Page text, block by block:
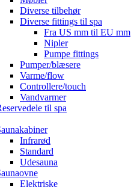
Diverse tilbehør
Diverse fittings til spa
Fra US mm til EU mm
Nipler
Pumpe fittings
Pumper/blæsere
Varme/flow
Controllere/touch
Vandvarmer
til spa
Infrarød
Standard
Udesauna
Elektriske